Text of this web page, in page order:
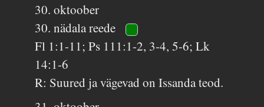
30. oktoober
30. nädala reede
Fl 1:1-11; Ps 111:1-2, 3-4, 5-6; Lk
14:1-6
R: Suured ja vägevad on Issanda teod.